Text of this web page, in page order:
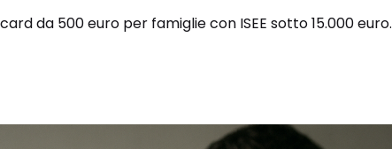
da 500 euro per famiglie con ISEE sotto 15.000 euro.